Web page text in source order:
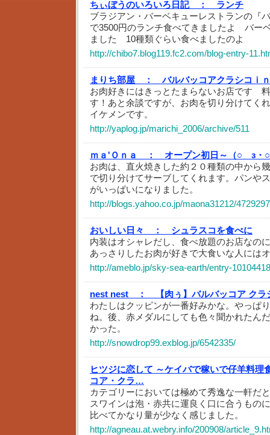
ちぃぼうのいろいろ日記 ：
ランチ
ブラジアン・バーベキューレストランの『
で3500円のランチ食べてきましたよ バー
ました 10種類ぐらい食べましたのよ
http://chibo7.blog119.fc2.com/blog-entry-
まりち部屋 ：
バルバッコアクラシコｉ
お肉好きにはきっとたまらないお店です
す！あと余談ですが、お肉を切り分けてく
イケメンです。
http://yaplog.jp/marichi_2006/archive/511
ｍａ'Ｏｎａ ：
オープン初日～（○ゝз・
お肉は、直火焼きした約２０種類の中から
で切り分けてサーブしてくれます。パンや
がいっぱいになりました。
http://blogs.yahoo.co.jp/maona31212/
おいしい日々 ：
シュラスコを食べに
内装はオシャレだし、食べ放題のお店なの
あっさりしたお肉が好きで大食いな人には
http://ameblo.jp/sky-sea-earth/entry-
nest nest ：
【肉ぅ】バルバッコア ク
わたしはクッピンが一番好みかな。やっぱ
ね。後、赤メダルにしても色々聞かれたん
かった。
http://snowdrop99.exblog.jp/6542335/
ヒツジに恋して ～ケイバで稼いで仔羊料
コア・クラ…
カテゴリーにおいては極めて秀逸な一軒だ
スワインは泡・赤共に運良く口に合うもの
比べてかなり量が少なく感じました。
http://agneau.at.webry.info/200908/